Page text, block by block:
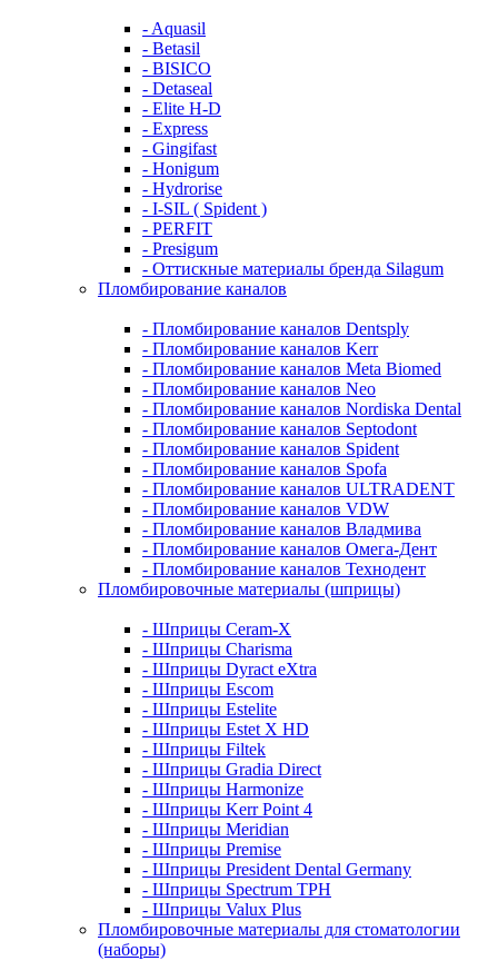
- Aquasil
- Betasil
- BISICO
- Detaseal
- Elite H-D
- Express
- Gingifast
- Honigum
- Hydrorise
- I-SIL ( Spident )
- PERFIT
- Presigum
- Оттискные материалы бренда Silagum
Пломбирование каналов
- Пломбирование каналов Dentsply
- Пломбирование каналов Kerr
- Пломбирование каналов Meta Biomed
- Пломбирование каналов Neo
- Пломбирование каналов Nordiska Dental
- Пломбирование каналов Septodont
- Пломбирование каналов Spident
- Пломбирование каналов Spofa
- Пломбирование каналов ULTRADENT
- Пломбирование каналов VDW
- Пломбирование каналов Владмива
- Пломбирование каналов Омега-Дент
- Пломбирование каналов Технодент
Пломбировочные материалы (шприцы)
- Шприцы Ceram-X
- Шприцы Charisma
- Шприцы Dyract eXtra
- Шприцы Escom
- Шприцы Estelite
- Шприцы Estet X HD
- Шприцы Filtek
- Шприцы Gradia Direct
- Шприцы Harmonize
- Шприцы Kerr Point 4
- Шприцы Meridian
- Шприцы Premise
- Шприцы President Dental Germany
- Шприцы Spectrum TPH
- Шприцы Valux Plus
Пломбировочные материалы для стоматологии
(наборы)